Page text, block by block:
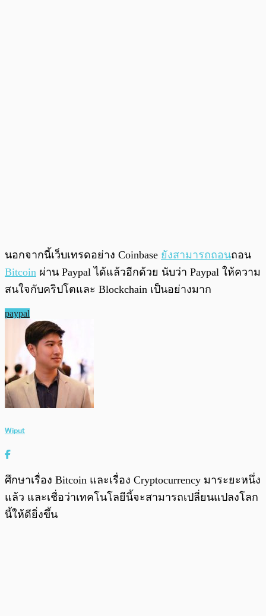
นอกจากนี้เว็บเทรดอย่าง Coinbase ยังสามารถถอนถอน
Bitcoin ผ่าน Paypal ได้แล้วอีกด้วย นับว่า Paypal ให้ความ
สนใจกับคริปโตและ Blockchain เป็นอย่างมาก
paypal
Wiput
ศึกษาเรื่อง Bitcoin และเรื่อง Cryptocurrency มาระยะหนึ่ง
แล้ว และเชื่อว่าเทคโนโลยีนี้จะสามารถเปลี่ยนแปลงโลก
นี้ให้ดียิ่งขึ้น